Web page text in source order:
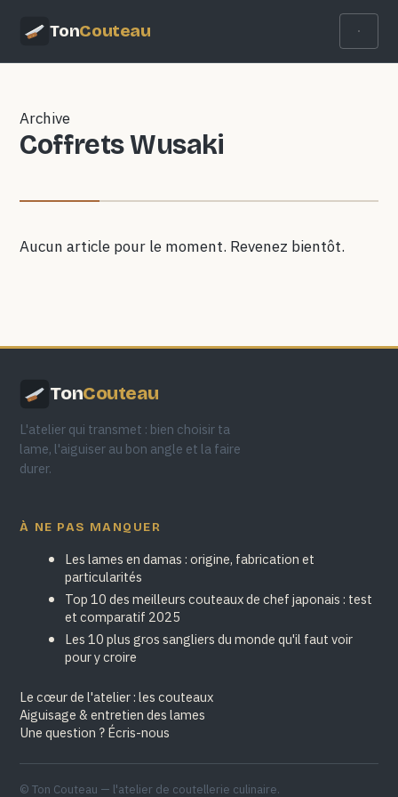
TonCouteau
Archive
Coffrets Wusaki
Aucun article pour le moment. Revenez bientôt.
TonCouteau
L'atelier qui transmet : bien choisir ta
lame, l'aiguiser au bon angle et la faire
durer.
À NE PAS MANQUER
Les lames en damas : origine, fabrication et
particularités
Top 10 des meilleurs couteaux de chef japonais : test
et comparatif 2025
Les 10 plus gros sangliers du monde qu'il faut voir
pour y croire
Le cœur de l'atelier : les couteaux
Aiguisage & entretien des lames
Une question ? Écris-nous
© Ton Couteau — l'atelier de coutellerie culinaire.